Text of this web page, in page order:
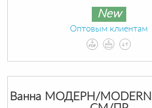
New
Оптовым клиентам
Ванна МОДЕРН/